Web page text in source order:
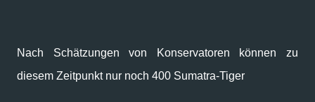
Nach Schätzungen von Konservatoren können zu
diesem Zeitpunkt nur noch 400 Sumatra-Tiger